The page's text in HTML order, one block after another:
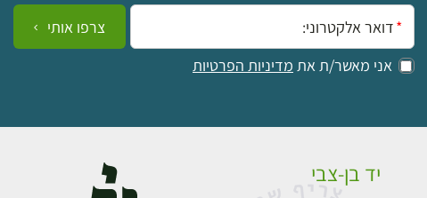
אימייל:
אני מאשר/ת את מדיניות הפרטיות
צרפו אותי
יד בן-צבי